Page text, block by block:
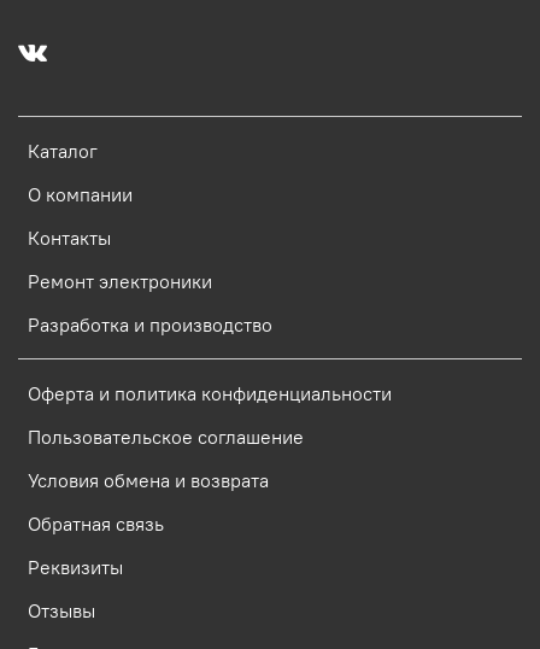
Каталог
О компании
Контакты
Ремонт электроники
Разработка и производство
Оферта и политика конфиденциальности
Пользовательское соглашение
Условия обмена и возврата
Обратная связь
Реквизиты
Отзывы